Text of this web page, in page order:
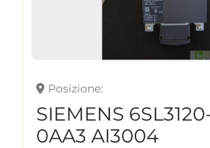
Posizione
SIEMENS
0AA3 AI3004